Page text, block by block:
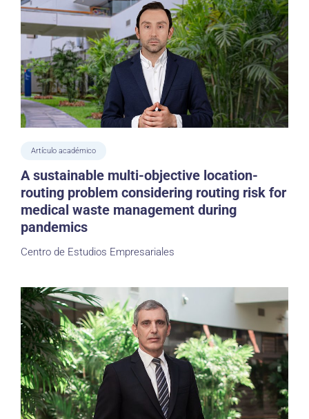
Artículo académico
A sustainable multi-objective location-
routing problem considering routing risk for
medical waste management during
pandemics
Centro de Estudios Empresariales